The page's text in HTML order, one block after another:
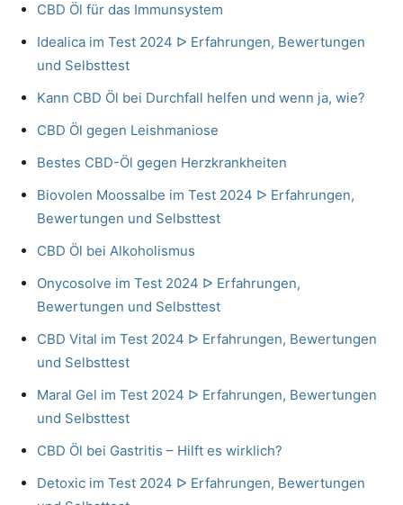
CBD Öl für das Immunsystem
Idealica im Test 2024 ᐅ Erfahrungen, Bewertungen
und Selbsttest
Kann CBD Öl bei Durchfall helfen und wenn ja, wie?
CBD Öl gegen Leishmaniose
Bestes CBD-Öl gegen Herzkrankheiten
Biovolen Moossalbe im Test 2024 ᐅ Erfahrungen,
Bewertungen und Selbsttest
CBD Öl bei Alkoholismus
Onycosolve im Test 2024 ᐅ Erfahrungen,
Bewertungen und Selbsttest
CBD Vital im Test 2024 ᐅ Erfahrungen, Bewertungen
und Selbsttest
Maral Gel im Test 2024 ᐅ Erfahrungen, Bewertungen
und Selbsttest
CBD Öl bei Gastritis – Hilft es wirklich?
Detoxic im Test 2024 ᐅ Erfahrungen, Bewertungen